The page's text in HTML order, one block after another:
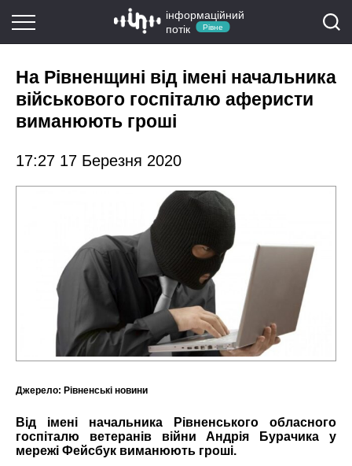
інформаційний
потік
Рівне
На Рівненщині від імені начальника
військового госпіталю аферисти
виманюють гроші
17:27 17 Березня 2020
Джерело: Рівненські новини
Від імені начальника Рівненського обласного
госпіталю ветеранів війни Андрія Бурачика у
мережі Фейсбук виманюють гроші.